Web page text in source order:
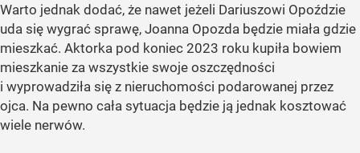
Warto jednak dodać, że nawet jeżeli Dariuszowi Opoździe
uda się wygrać sprawę, Joanna Opozda będzie miała gdzie
mieszkać. Aktorka pod koniec 2023 roku kupiła bowiem
mieszkanie za wszystkie swoje oszczędności
i wyprowadziła się z nieruchomości podarowanej przez
ojca. Na pewno cała sytuacja będzie ją jednak kosztować
wiele nerwów.